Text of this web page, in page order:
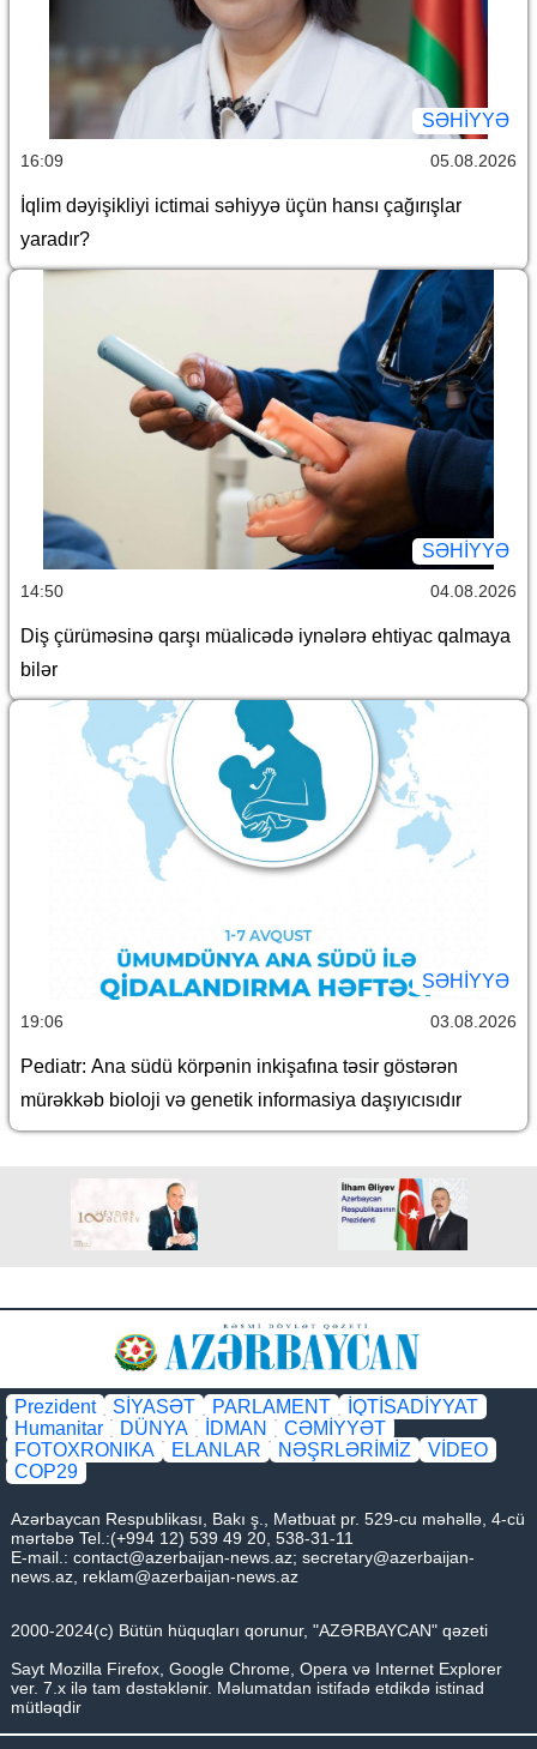
SƏHIYYƏ
16:09 05.08.2026
İqlim dəyişikliyi ictimai səhiyyə üçün hansı çağırışlar
yaradır?
SƏHIYYƏ
14:50 04.08.2026
Diş çürüməsinə qarşı müalicədə iynələrə ehtiyac qalmaya
bilər
SƏHIYYƏ
19:06 03.08.2026
Pediatr: Ana südü körpənin inkişafına təsir göstərən
mürəkkəb bioloji və genetik informasiya daşıyıcısıdır
Prezident SİYASƏT PARLAMENT
İQTİSADİYYAT
Humanitar
DÜNYA İDMAN
CƏMİYYƏT
FOTOXRONIKA
ELANLAR NƏŞRLƏRİMİZ
VİDEO
COP29
Azərbaycan Respublikası, Bakı ş., Mətbuat pr. 529-cu məhəllə, 4-cü
mərtəbə Tel.:(+994 12) 539 49 20, 538-31-11
E-mail.: contact@azerbaijan-news.az; secretary@azerbaijan-
news.az reklam@azerbaijan-news.az
2000-2024(c) Bütün hüquqları qorunur, "AZƏRBAYCAN" qəzeti
Sayt Mozilla Firefox, Google Chrome, Opera və Internet Explorer
ver. 7.x ilə tam dəstəklənir. Məlumatdan istifadə etdikdə istinad
mütləqdir